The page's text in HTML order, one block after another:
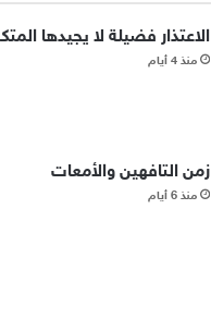
الاعتذار فضيلة لا يجيدها
منذ 4 أيام
زمن التافهين والأمعات
منذ 6 أيام